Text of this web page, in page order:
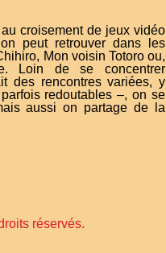
croisement de jeux vidéo
peut retrouver dans les
Mon voisin Totoro ou,
Loin de se concentrer
des rencontres variées, y
redoutables ‒, on se
aussi on partage de la
réservés.